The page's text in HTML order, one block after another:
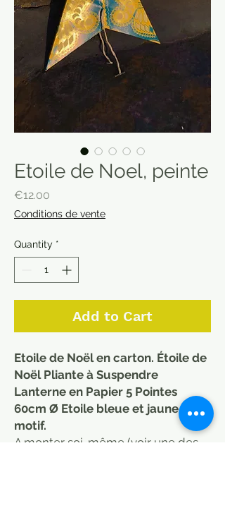
Etoile de Noel, peinte
€12.00
Conditions de vente
Quantity *
Add to Cart
Etoile de Noël en carton. Étoile de
Noël Pliante à Suspendre
Lanterne en Papier 5 Pointes
60cm Ø Etoile bleue et jaune à
motif.
A monter soi-même (voir une des